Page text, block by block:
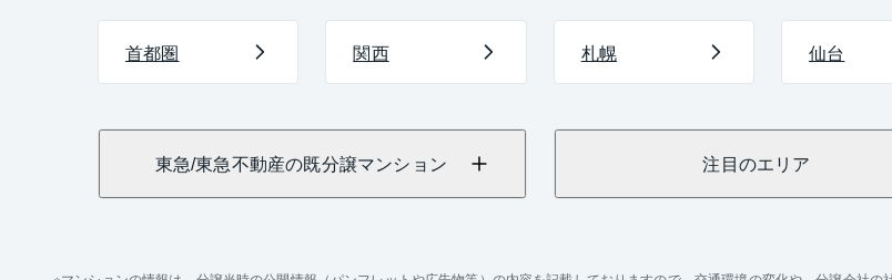
首都圏 関西 札幌 仙台
東急/東急不動産の既分譲マンション 注目のエリア